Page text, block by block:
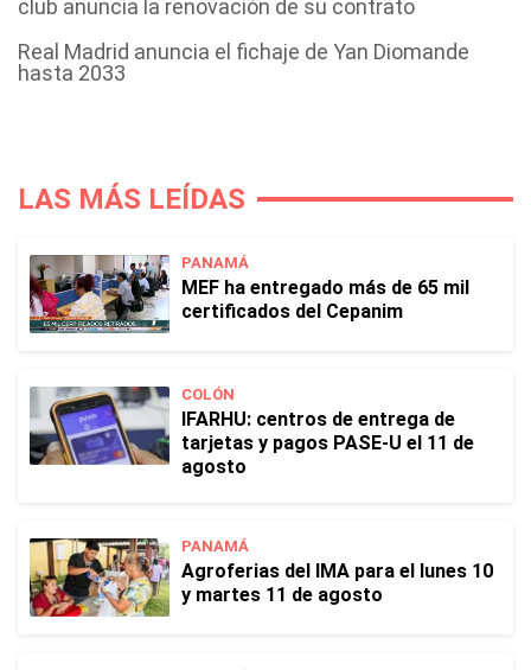
club anuncia la renovación de su contrato
Real Madrid anuncia el fichaje de Yan Diomande
hasta 2033
LAS MÁS LEÍDAS
PANAMÁ
MEF ha entregado más de 65 mil
certificados del Cepanim
COLÓN
IFARHU: centros de entrega de
tarjetas y pagos PASE-U el 11 de
agosto
PANAMÁ
Agroferias del IMA para el lunes 10
y martes 11 de agosto